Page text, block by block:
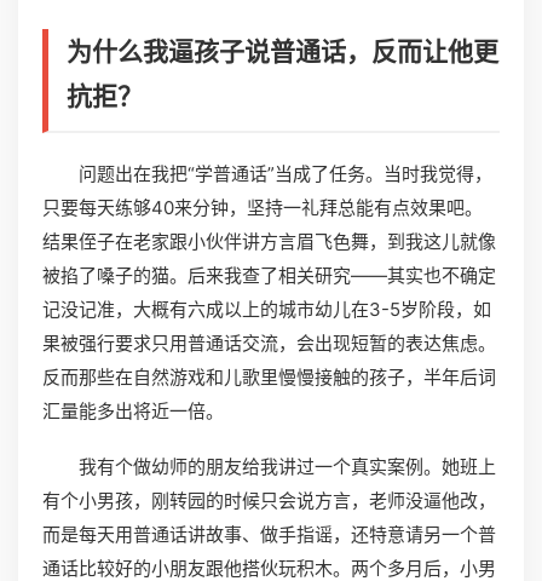
为什么我逼孩子说普通话，反而让他更
抗拒？
问题出在我把“学普通话”当成了任务。当时我觉得，
只要每天练够40来分钟，坚持一礼拜总能有点效果吧。
结果侄子在老家跟小伙伴讲方言眉飞色舞，到我这儿就像
被掐了嗓子的猫。后来我查了相关研究——其实也不确定
记没记准，大概有六成以上的城市幼儿在3-5岁阶段，如
果被强行要求只用普通话交流，会出现短暂的表达焦虑。
反而那些在自然游戏和儿歌里慢慢接触的孩子，半年后词
汇量能多出将近一倍。
我有个做幼师的朋友给我讲过一个真实案例。她班上
有个小男孩，刚转园的时候只会说方言，老师没逼他改，
而是每天用普通话讲故事、做手指谣，还特意请另一个普
通话比较好的小朋友跟他搭伙玩积木。两个多月后，小男